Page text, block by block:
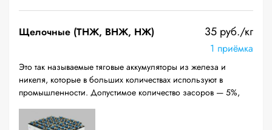
Щелочные (ТНЖ, ВНЖ, НЖ) 35 руб./кг
1 приёмка
Это так называемые тяговые аккумуляторы из железа и
никеля, которые в больших количествах используют в
промышленности. Допустимое количество засоров — 5%,